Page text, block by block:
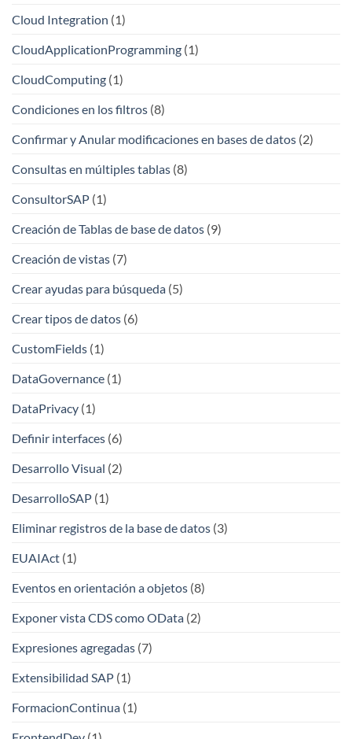
Cloud Integration (1)
CloudApplicationProgramming (1)
CloudComputing (1)
Condiciones en los filtros (8)
Confirmar y Anular modificaciones en bases de datos (2)
Consultas en múltiples tablas (8)
ConsultorSAP (1)
Creación de Tablas de base de datos (9)
Creación de vistas (7)
Crear ayudas para búsqueda (5)
Crear tipos de datos (6)
CustomFields (1)
DataGovernance (1)
DataPrivacy (1)
Definir interfaces (6)
Desarrollo Visual (2)
DesarrolloSAP (1)
Eliminar registros de la base de datos (3)
EUAIAct (1)
Eventos en orientación a objetos (8)
Exponer vista CDS como OData (2)
Expresiones agregadas (7)
Extensibilidad SAP (1)
FormacionContinua (1)